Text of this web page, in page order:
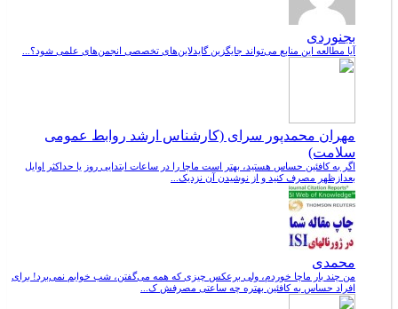
بجنوردی
آیا مطالعه این منابع می‌تواند جایگزین گایدلاین‌های تخصصی انجمن‌های علمی شود؟...
مهران محمدپور سرای (کارشناس ارشد روابط عمومی
سلامت)
اگر به کافئین حساس هستید، بهتر است ماچا را در ساعات ابتدایی روز یا حداکثر اوایل
بعدازظهر مصرف کنید و از نوشیدن آن نزدیک...
محمدی
من چند بار ماچا خوردم، ولی برعکس چیزی که همه می‌گفتن، شب خوابم نمی‌برد! برای
افراد حساس به کافئین بهتره چه ساعتی مصرفش ک...